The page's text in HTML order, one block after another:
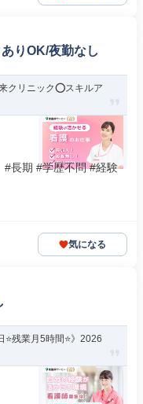
りOK/夜勤なし
クリニック⭕スキルア
#長期 #学歴不問 #経験
気になる
⭐残業月5時間⭐》2026